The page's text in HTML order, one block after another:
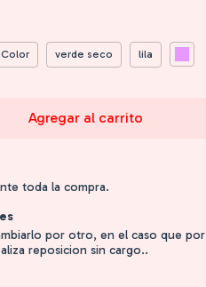
verde seco lila
toda la compra.
por otro, en el caso que por
reposicion sin cargo..